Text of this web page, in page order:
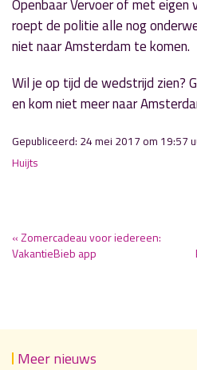
Openbaar Vervoer of met eigen
roept de politie alle nog
niet naar Amsterdam te komen.
Wil je op tijd de wedstrijd zien?
en kom niet meer naar
Gepubliceerd: 24 mei 2017 om 19:57
Huijts
« Zomercadeau voor iedereen:
VakantieBieb app
Meer nieuws